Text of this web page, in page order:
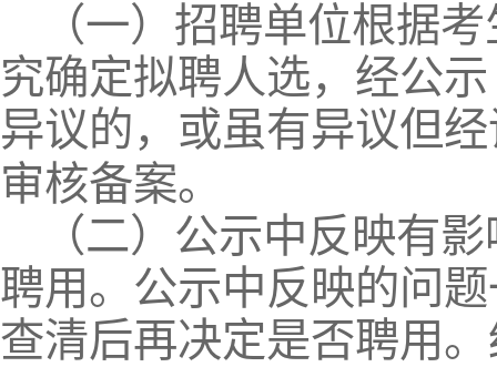
（一）招聘单位根据
究确定拟聘人选，经公
异议的， 或虽有异议但
审核备案。
（二）公示中反映有
聘用。公示中反映的问
查清后再决定是否聘用